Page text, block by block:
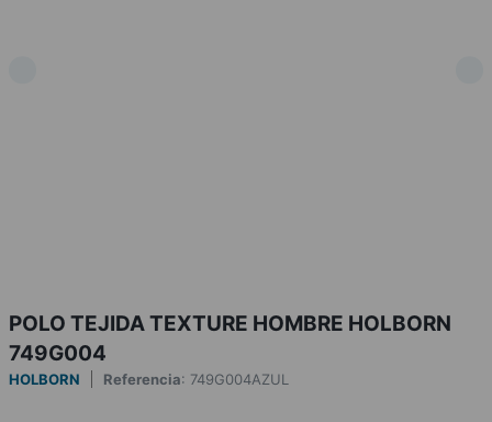
POLO TEJIDA TEXTURE HOMBRE HOLBORN
749G004
HOLBORN Referencia: 749G004AZUL